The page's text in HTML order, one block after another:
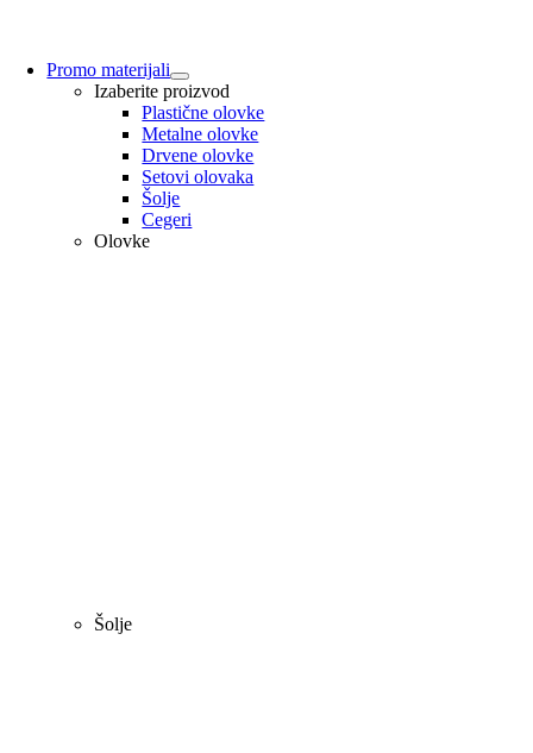
Promo materijali
Izaberite proizvod
Plastične olovke
Metalne olovke
Drvene olovke
Setovi olovaka
Šolje
Cegeri
Olovke
Šolje